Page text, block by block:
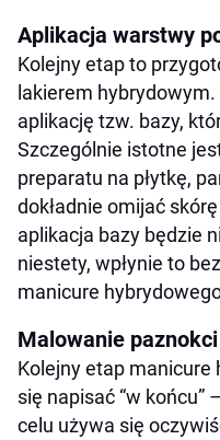
Aplikacja warstwy
Kolejny etap to
lakierem
aplikację tzw. bazy,
Szczególnie istotne
preparatu na płytkę,
dokładnie omijać
aplikacja bazy będzie
niestety, wpłynie to
manicure
Malowanie paznokci
Kolejny etap manicure
się napisać “w końcu”
celu używa się